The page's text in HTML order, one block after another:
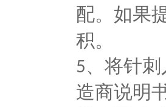
配。如果
积。
5、 将针
造商说明